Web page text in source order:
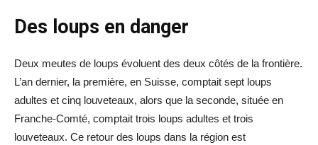
Des loups en danger
Deux meutes de loups évoluent des deux côtés de la frontière.
L’an dernier, la première, en Suisse, comptait sept loups
adultes et cinq louveteaux, alors que la seconde, située en
Franche-Comté, comptait trois loups adultes et trois
louveteaux. Ce retour des loups dans la région est